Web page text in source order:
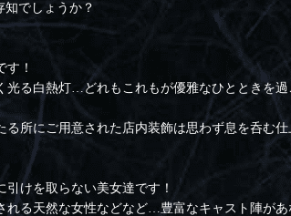
でしょうか？
！
光る白熱灯…どれもこれもが優雅なひとときを過
る所にご用意された店内装飾は思わず息を呑む
けを取らない美女達です！
れる天然な女性などなど…豊富なキャスト陣が